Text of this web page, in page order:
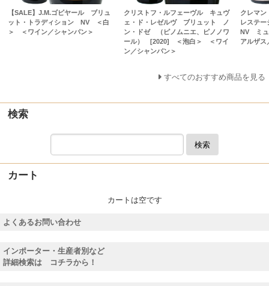
【SALE】J.M.ゴビヤール ブリュ
ット・トラディション NV ＜白
＞ ＜ワイン／シャンパン＞
クリストフ・ルフェーヴル キュヴ
ェ・ド・レゼルヴ ブリュット ノ
ン・ドゼ （ピノムニエ、ピノノワ
ール） [2020] ＜泡白＞ ＜ワイ
ン／シャンパン＞
クレマ
レステ
NV ミ
アルザス
すべてのおすすめ商品を見る
検索
検索
カート
カートは空です
よくあるお問い合わせ
インポーター・生産者別など
詳細検索は コチラから！